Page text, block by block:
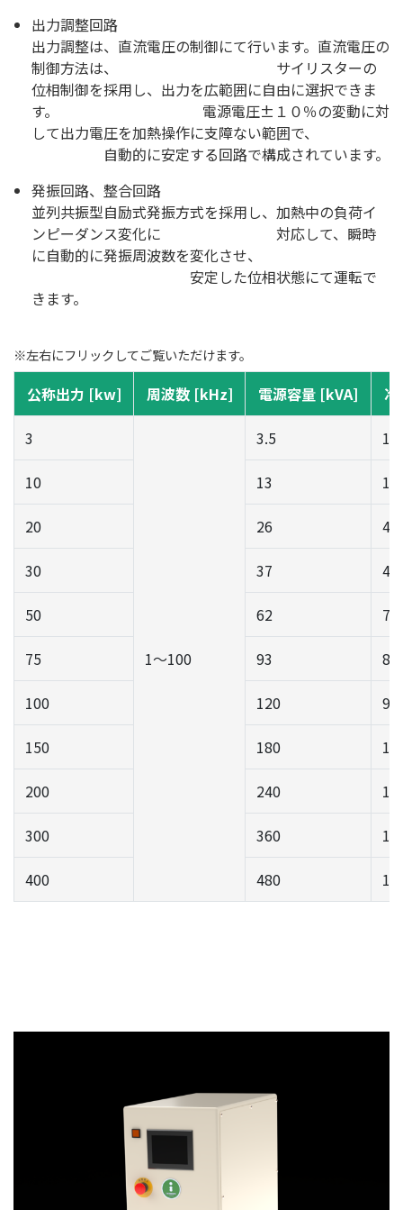
出力調整回路
出力調整は、直流電圧の制御にて行います。直流電圧の
制御方法は、 サイリスターの
位相制御を採用し、出力を広範囲に自由に選択できま
す。 電源電圧±１０％の変動に対
して出力電圧を加熱操作に支障ない範囲で、
自動的に安定する回路で構成されています。
発振回路、整合回路
並列共振型自励式発振方式を採用し、加熱中の負荷イ
ンピーダンス変化に 対応して、瞬時
に自動的に発振周波数を変化させ、
安定した位相状態にて運転で
きます。
※左右にフリックしてご覧いただけます。
公称出力 [kw] 周波数 [kHz] 電源容量 [kVA]
3
1～100
3.5 10
10 13 16
20 26 40
30 37 45
50 62 70
75 93 80
100 120 95
150 180
200 240
300 360
400 480